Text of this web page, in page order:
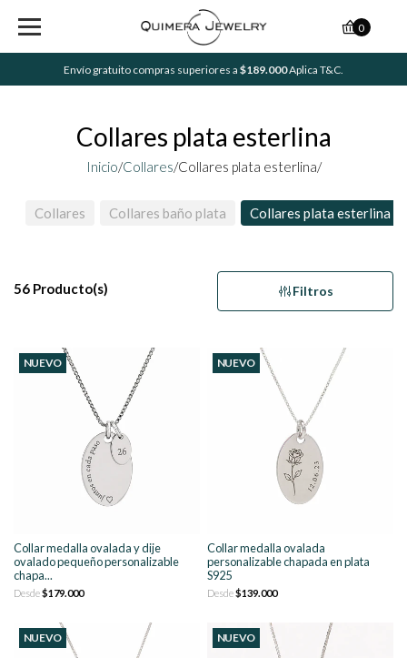
Envío gratuito compras superiores a $189.000Aplica T&C.
0
Collares plata esterlina
Inicio/Collares/Collares plata esterlina/
Collares Collares baño plata Collares plata esterlina
56 Producto(s) Filtros
NUEVO
Collar medalla ovalada y dije
ovalado pequeño personalizable
chapa...
Desde$179.000
NUEVO
Collar medalla ovalada
personalizable chapada en plata
S925
Desde$139.000
NUEVO NUEVO